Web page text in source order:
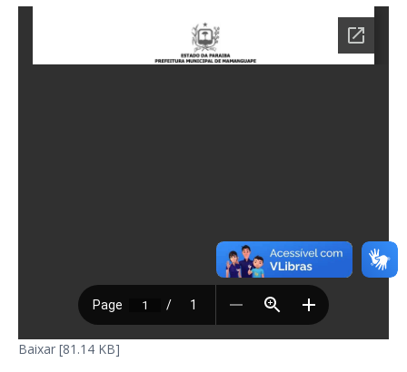
Baixar [81.14 KB]